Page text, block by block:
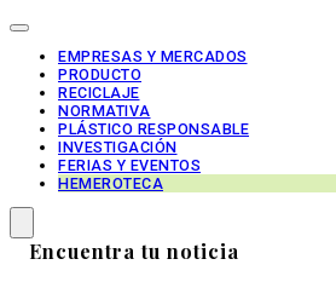
EMPRESAS Y MERCADOS
PRODUCTO
RECICLAJE
NORMATIVA
PLÁSTICO RESPONSABLE
INVESTIGACIÓN
FERIAS Y EVENTOS
HEMEROTECA
Encuentra tu noticia